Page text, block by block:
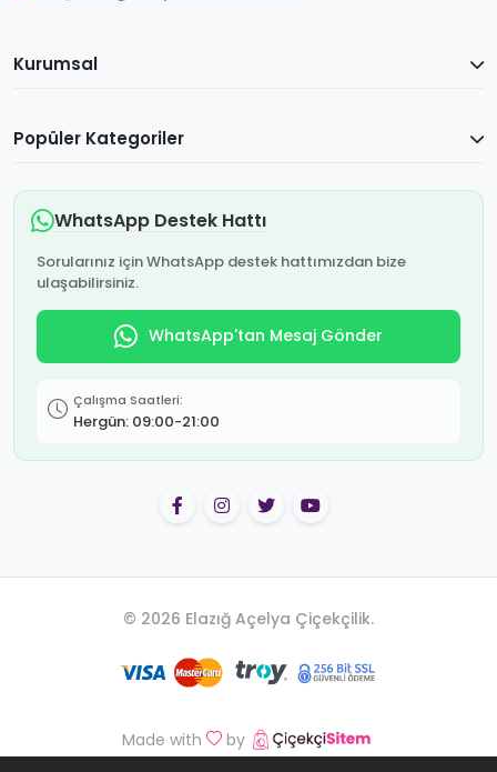
Kurumsal
Popüler Kategoriler
WhatsApp Destek Hattı
Sorularınız için WhatsApp destek hattımızdan bize
ulaşabilirsiniz.
WhatsApp'tan Mesaj Gönder
Çalışma Saatleri:
Hergün: 09:00-21:00
© 2026 Elazığ Açelya Çiçekçilik.
Made with by